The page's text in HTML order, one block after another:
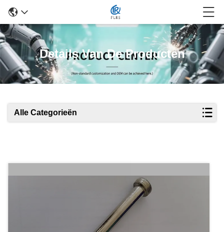
Details Van De Producten
Alle Categorieën